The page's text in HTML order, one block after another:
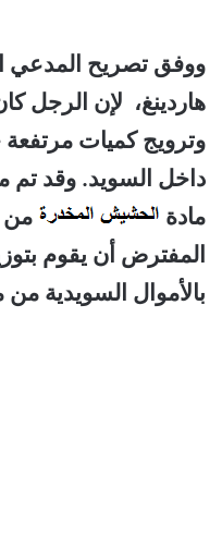
ووفق تصريح المدعي
هاردينغ، لإن الرجل
وترويج كميات
مادة
من
المفترض أن يقوم
بالأموال السويدية